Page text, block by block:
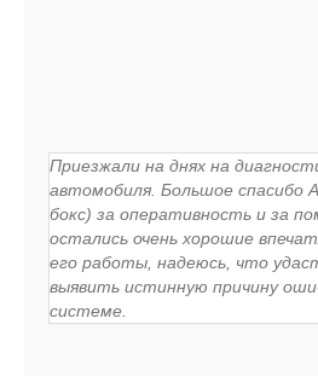
Приезжали на днях на
автомобиля. Большое спасибо
бокс) за оперативность и за
остались очень хорошие
его работы, надеюсь, что
выявить истинную причину
системе.